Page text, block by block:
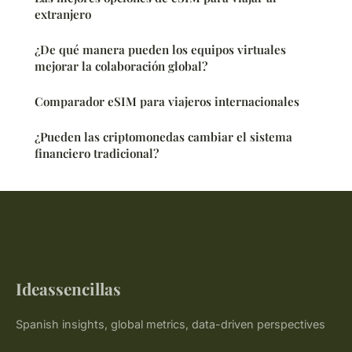
extranjero
¿De qué manera pueden los equipos virtuales
mejorar la colaboración global?
Comparador eSIM para viajeros internacionales
¿Pueden las criptomonedas cambiar el sistema
financiero tradicional?
Ideassencillas
Spanish insights, global metrics, data-driven perspectives